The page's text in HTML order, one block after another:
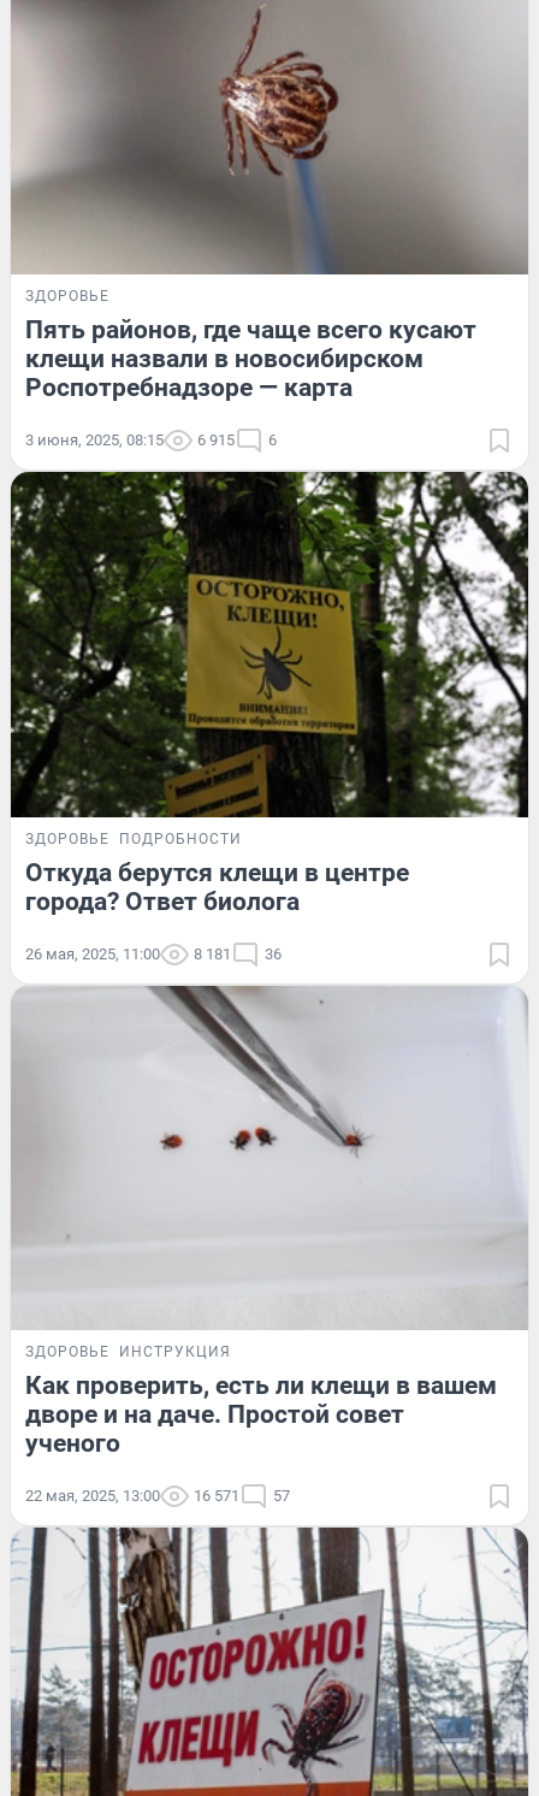
ЗДОРОВЬЕ
Пять районов, где чаще всего кусают
клещи назвали в новосибирском
Роспотребнадзоре — карта
3 июня, 2025, 08:15 6 915 6
ЗДОРОВЬЕ ПОДРОБНОСТИ
Откуда берутся клещи в центре
города? Ответ биолога
26 мая, 2025, 11:00 8 181 36
ЗДОРОВЬЕ ИНСТРУКЦИЯ
Как проверить, есть ли клещи в вашем
дворе и на даче. Простой совет
ученого
22 мая, 2025, 13:00 16 571 57